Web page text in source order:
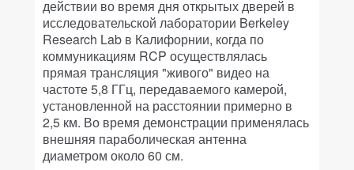
действии во время дня открытых дверей в
исследовательской лаборатории Berkeley
Research Lab в Калифорнии, когда по
коммуникациям RCP осуществлялась
прямая трансляция "живого" видео на
частоте 5,8 ГГц, передаваемого камерой,
установленной на расстоянии примерно в
2,5 км. Во время демонстрации применялась
внешняя параболическая антенна
диаметром около 60 см.